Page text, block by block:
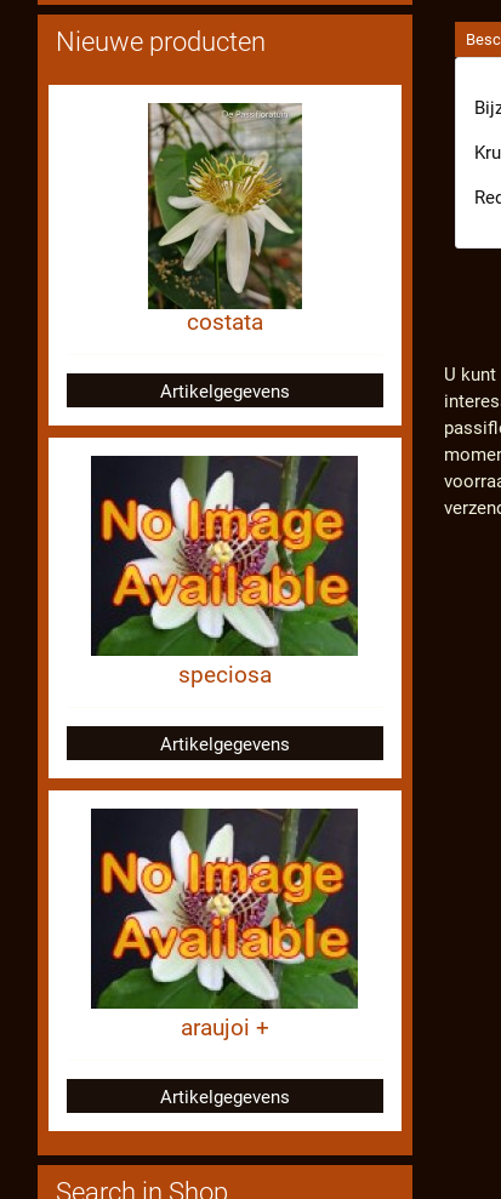
U
Nieuwe producten
costata
Artikelgegevens
speciosa
Artikelgegevens
araujoi +
Artikelgegevens
Search in Shop